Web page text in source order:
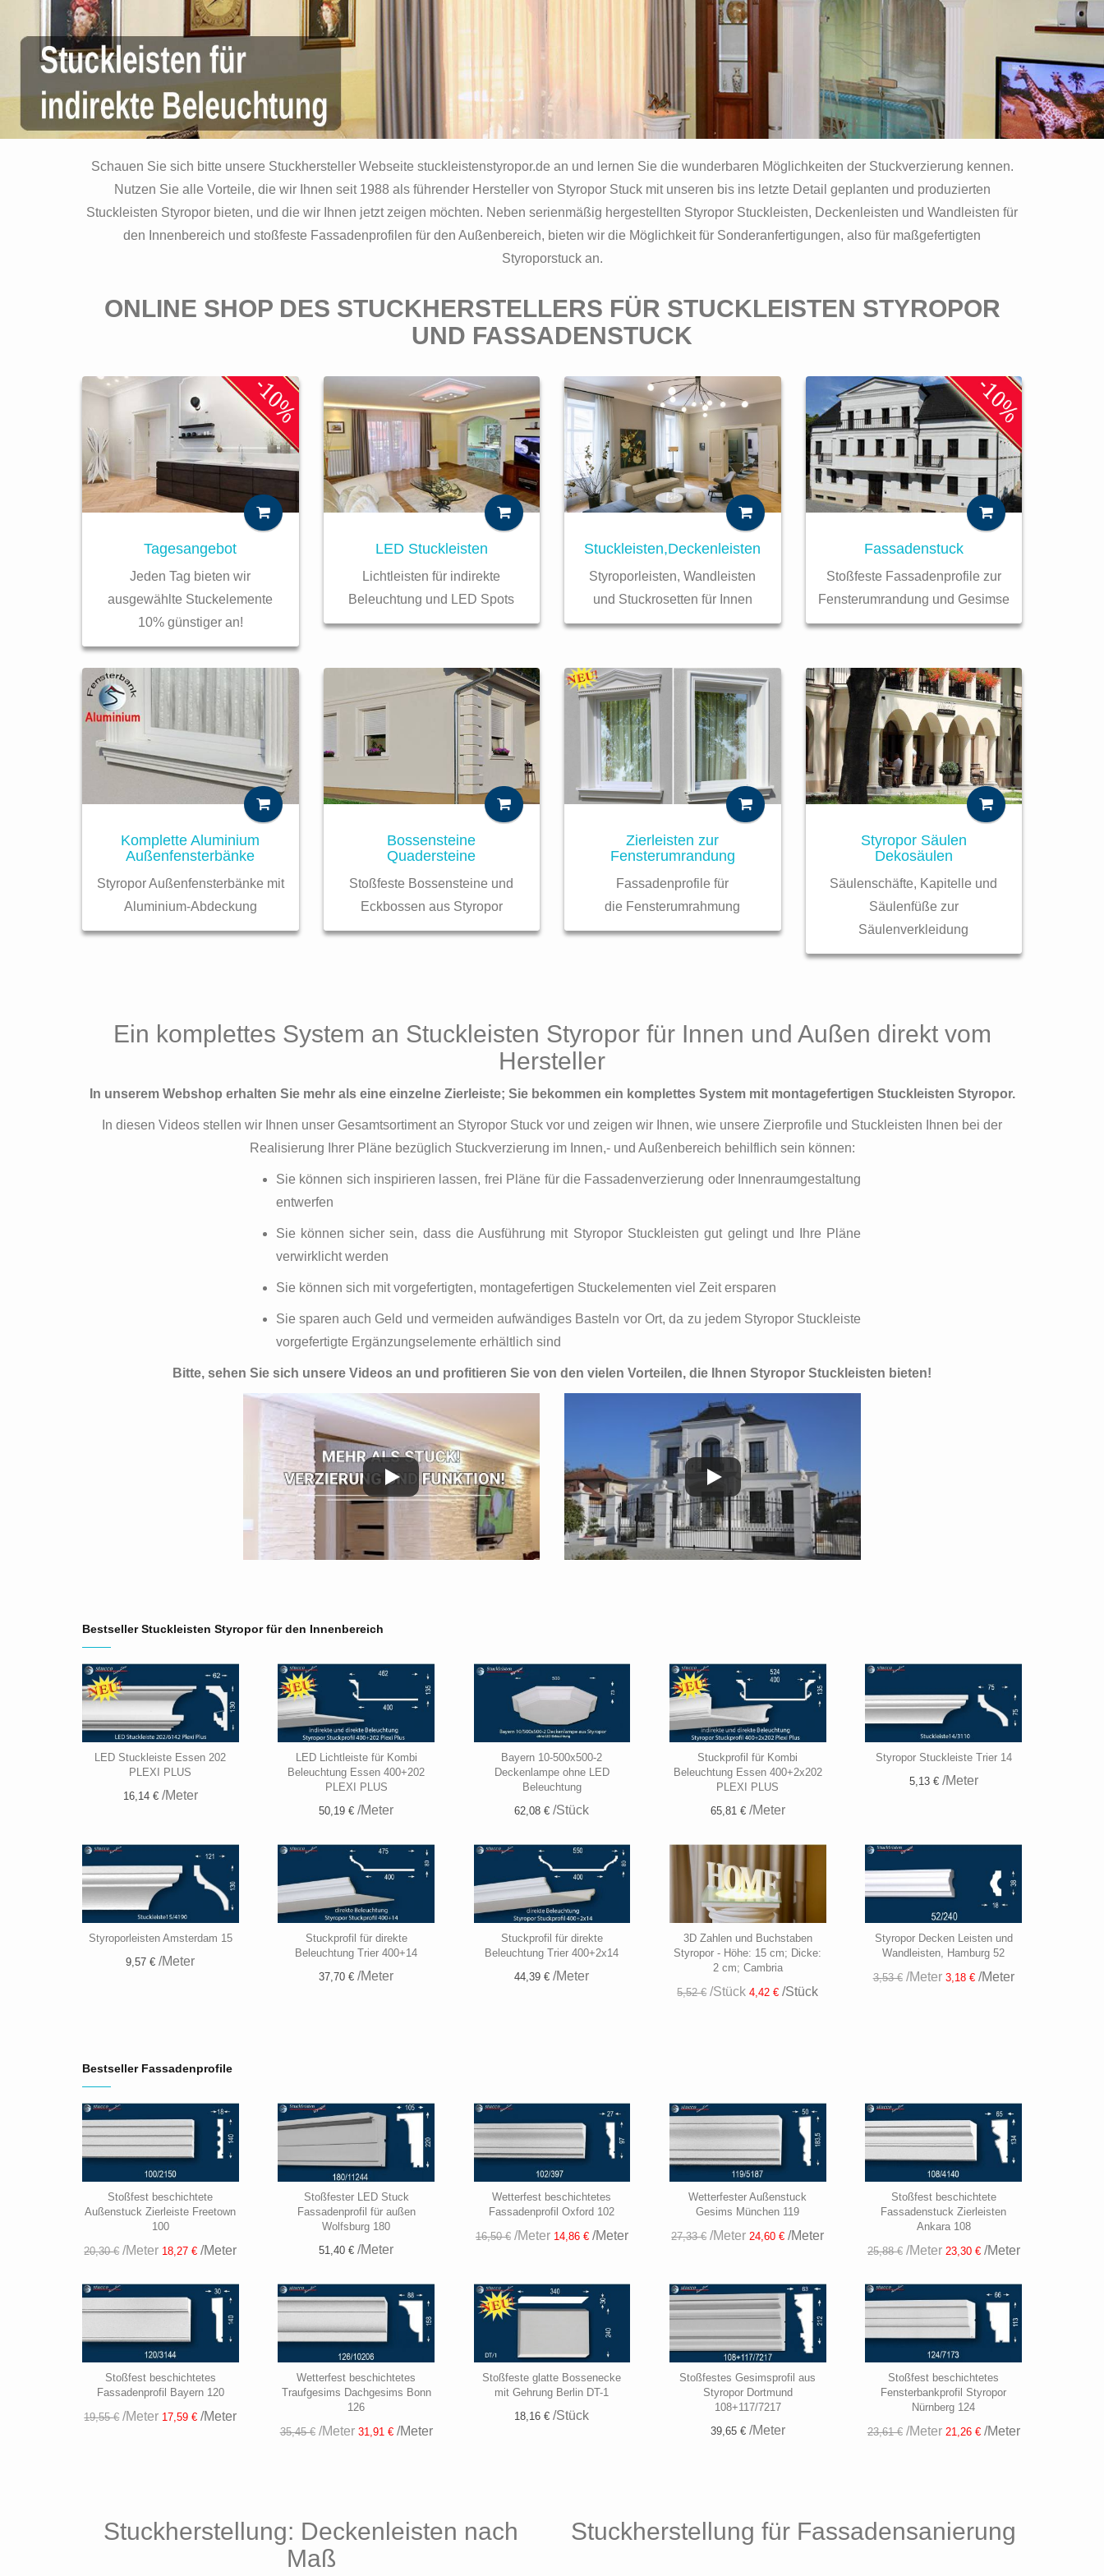
Schauen Sie sich bitte unsere Stuckhersteller Webseite stuckleistenstyropor.de an und lernen Sie die wunderbaren Möglichkeiten der Stuckverzierung kennen.
Nutzen Sie alle Vorteile, die wir Ihnen seit 1988 als führender Hersteller von Styropor Stuck mit unseren bis ins letzte Detail geplanten und produzierten
Stuckleisten Styropor bieten, und die wir Ihnen jetzt zeigen möchten. Neben serienmäßig hergestellten Styropor Stuckleisten, Deckenleisten und Wandleisten für
den Innenbereich und stoßfeste Fassadenprofilen für den Außenbereich, bieten wir die Möglichkeit für Sonderanfertigungen, also für maßgefertigten
Styroporstuck an.
ONLINE SHOP DES STUCKHERSTELLERS FÜR STUCKLEISTEN STYROPOR
UND FASSADENSTUCK
Tagesangebot
Jeden Tag bieten wir
ausgewählte Stuckelemente
10% günstiger an!
LED Stuckleisten
Lichtleisten für indirekte
Beleuchtung und LED Spots
Stuckleisten,Deckenleisten
Styroporleisten, Wandleisten
und Stuckrosetten für Innen
Fassadenstuck
Stoßfeste Fassadenprofile zur
Fensterumrandung und Gesimse
Komplette Aluminium
Außenfensterbänke
Styropor Außenfensterbänke mit
Aluminium-Abdeckung
Bossensteine
Quadersteine
Stoßfeste Bossensteine und
Eckbossen aus Styropor
Zierleisten zur
Fensterumrandung
Fassadenprofile für
die Fensterumrahmung
Styropor Säulen
Dekosäulen
Säulenschäfte, Kapitelle und
Säulenfüße zur
Säulenverkleidung
Ein komplettes System an Stuckleisten Styropor für Innen und Außen direkt vom
Hersteller
In unserem Webshop erhalten Sie mehr als eine einzelne Zierleiste; Sie bekommen ein komplettes System mit montagefertigen Stuckleisten Styropor.
In diesen Videos stellen wir Ihnen unser Gesamtsortiment an Styropor Stuck vor und zeigen wir Ihnen, wie unsere Zierprofile und Stuckleisten Ihnen bei der
Realisierung Ihrer Pläne bezüglich Stuckverzierung im Innen,- und Außenbereich behilflich sein können:
Sie können sich inspirieren lassen, frei Pläne für die Fassadenverzierung oder Innenraumgestaltung
entwerfen
Sie können sicher sein, dass die Ausführung mit Styropor Stuckleisten gut gelingt und Ihre Pläne
verwirklicht werden
Sie können sich mit vorgefertigten, montagefertigen Stuckelementen viel Zeit ersparen
Sie sparen auch Geld und vermeiden aufwändiges Basteln vor Ort, da zu jedem Styropor Stuckleiste
vorgefertigte Ergänzungselemente erhältlich sind
Bitte, sehen Sie sich unsere Videos an und profitieren Sie von den vielen Vorteilen, die Ihnen Styropor Stuckleisten bieten!
Bestseller Stuckleisten Styropor für den Innenbereich
LED Stuckleiste Essen 202
PLEXI PLUS
16,14 €/Meter
LED Lichtleiste für Kombi
Beleuchtung Essen 400+202
PLEXI PLUS
50,19 € /Meter
Bayern 10-500x500-2
Deckenlampe ohne LED
Beleuchtung
62,08 € /Stück
Stuckprofil für Kombi
Beleuchtung Essen 400+2x202
PLEXI PLUS
65,81 €/Meter
Styropor Stuckleiste Trier 14
5,13 €/Meter
Styroporleisten Amsterdam 15
9,57 € /Meter
Stuckprofil für direkte
Beleuchtung Trier 400+14
37,70 € /Meter
Stuckprofil für direkte
Beleuchtung Trier 400+2x14
44,39 € /Meter
3D Zahlen und Buchstaben
Styropor - Höhe: 15 cm; Dicke:
2 cm; Cambria
5,52 €/Stück 4,42 € /Stück
Styropor Decken Leisten und
Wandleisten, Hamburg 52
3,53 €/Meter 3,18 €/Meter
Bestseller Fassadenprofile
Stoßfest beschichtete
Außenstuck Zierleiste Freetown
100
20,30 €/Meter 18,27 € /Meter
Stoßfester LED Stuck
Fassadenprofil für außen
Wolfsburg 180
51,40 € /Meter
Wetterfest beschichtetes
Fassadenprofil Oxford 102
16,50 €/Meter 14,86 €/Meter
Wetterfester Außenstuck
Gesims München 119
27,33 €/Meter 24,60 € /Meter
Stoßfest beschichtete
Fassadenstuck Zierleisten
Ankara 108
25,88 €/Meter 23,30 €/Meter
Stoßfest beschichtetes
Fassadenprofil Bayern 120
19,55 €/Meter 17,59 € /Meter
Wetterfest beschichtetes
Traufgesims Dachgesims Bonn
126
35,45 €/Meter 31,91 €/Meter
Stoßfeste glatte Bossenecke
mit Gehrung Berlin DT-1
18,16 € /Stück
Stoßfestes Gesimsprofil aus
Styropor Dortmund
108+117/7217
39,65 €/Meter
Stoßfest beschichtetes
Fensterbankprofil Styropor
Nürnberg 124
23,61 €/Meter 21,26 €/Meter
Stuckherstellung: Deckenleisten nach
Maß
Stuckherstellung für Fassadensanierung